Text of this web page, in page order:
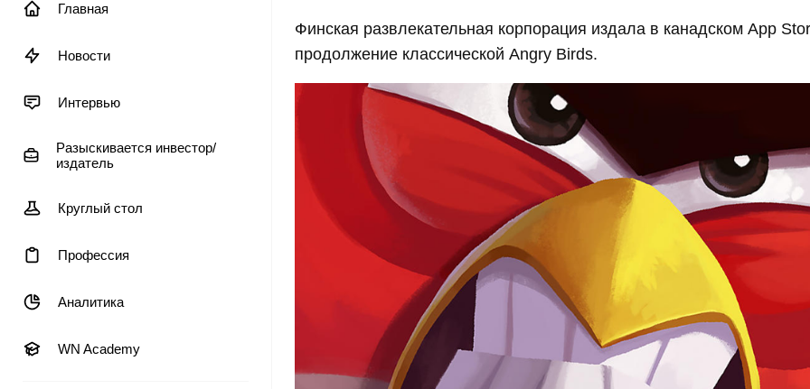
Главная
Новости
Интервью
Разыскивается инвестор/
издатель
Круглый стол
Профессия
Аналитика
WN Academy
Финская развлекательная корпорация издала в канадском App
продолжение классической Angry Birds.